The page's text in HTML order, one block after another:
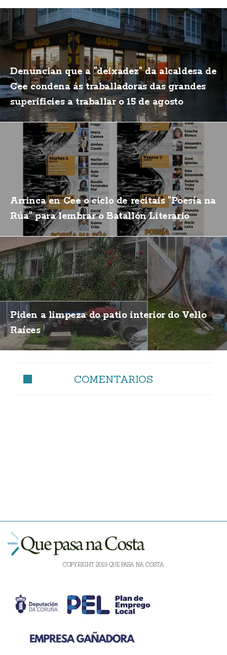
Denuncian que a "deixadez" da alcaldesa de
Cee condena ás traballadoras das grandes
superificies a traballar o 15 de agosto
Arrinca en Cee o ciclo de recitais "Poesía na
Rúa" para lembrar o Batallón Literario
Piden a limpeza do patio interior do Vello
Raíces
COMENTARIOS
COPYRIGHT 2019 QUE PASA NA COSTA